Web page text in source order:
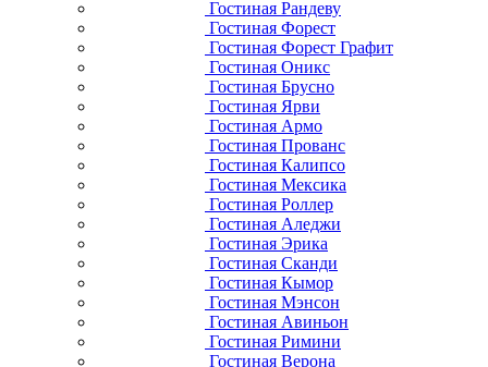
Гостиная Рандеву
Гостиная Форест
Гостиная Форест Графит
Гостиная Оникс
Гостиная Брусно
Гостиная Ярви
Гостиная Армо
Гостиная Прованс
Гостиная Калипсо
Гостиная Мексика
Гостиная Роллер
Гостиная Аледжи
Гостиная Эрика
Гостиная Сканди
Гостиная Кымор
Гостиная Мэнсон
Гостиная Авиньон
Гостиная Римини
Гостиная Верона